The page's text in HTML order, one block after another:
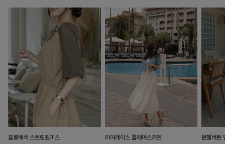
블룽배색 스트링원피스 리아레이스 플레어스커트 뮨첼버튼